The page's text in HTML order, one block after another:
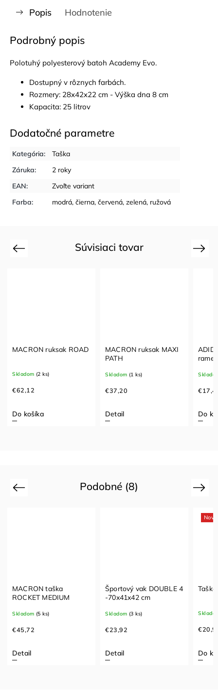
Popis Hodnotenie
Podrobný popis
Polotuhý polyesterový batoh Academy Evo.
Dostupný v rôznych farbách.
Rozmery: 28x42x22 cm - Výška dna 8 cm
Kapacita: 25 litrov
Dodatočné parametre
Kategória:
Taška
Záruka:
2 roky
EAN:
Zvoľte variant
Farba: modrá, čierna, červená, zelená, ružová
Súvisiaci tovar
Previous
MACRON ruksak ROAD
Skladom (2 ks)
€62,12
Do košíka
MACRON ruksak MAXI
PATH
Skladom (1 ks)
€37,20
Detail Do
Next
Podobné (8)
Previous
MACRON taška
ROCKET MEDIUM
Skladom (5 ks)
€45,72
Detail
Športový vak DOUBLE 4
-70x41x42 cm
Skladom (3 ks)
€23,92
Detail Do
Next